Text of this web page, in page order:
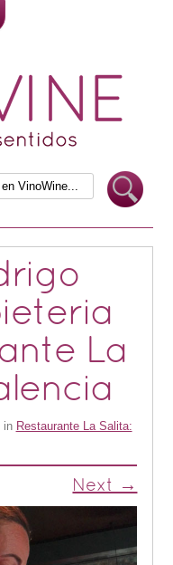
La
in Restaurante La Salita:
Next →